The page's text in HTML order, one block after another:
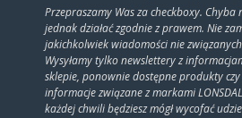
Przepraszamy Was za checkboxy.
jednak działać zgodnie z prawem. Nie
jakichkolwiek wiadomości nie
Wysyłamy tylko newslettery z
sklepie, ponownie dostępne produkty
informacje związane z markami
każdej chwili będziesz mógł wycofać